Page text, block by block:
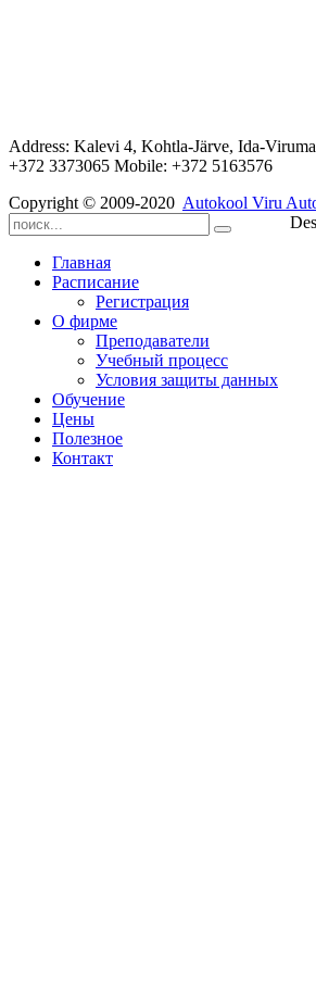
Address: Kalevi 4, Kohtla-Järve, Ida-
+372 3373065 Mobile: +372 5163576
Copyright © 2009-2020 Autokool Viru
Главная
Расписание
Регистрация
О фирме
Преподаватели
Учебный процесс
Условия защиты данных
Обучение
Цены
Полезное
Контакт